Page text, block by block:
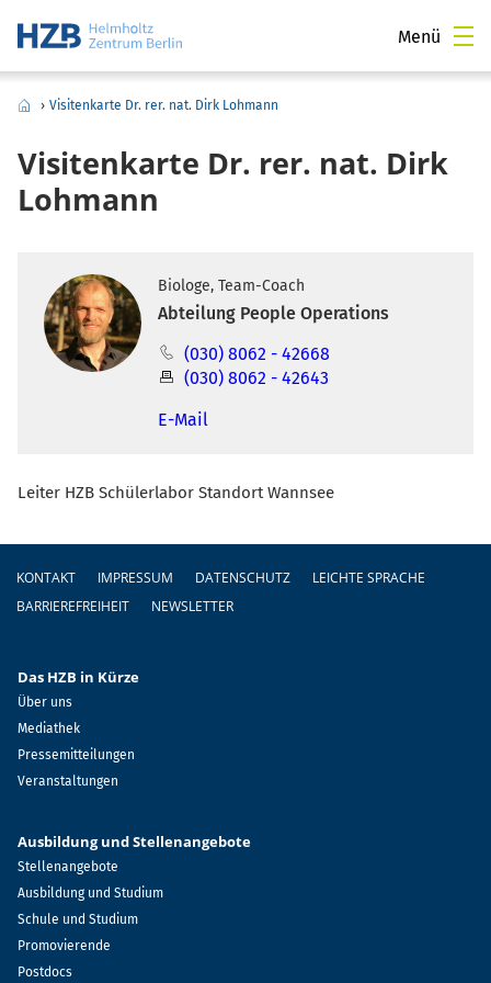
Menü
› Visitenkarte Dr. rer. nat. Dirk Lohmann
Visitenkarte Dr. rer. nat. Dirk
Lohmann
Biologe, Team-Coach
Abteilung People Operations
(030) 8062 - 42668
(030) 8062 - 42643
E-Mail
Leiter HZB Schülerlabor Standort Wannsee
Fußzeile
KONTAKT IMPRESSUM DATENSCHUTZ
LEICHTE SPRACHE
BARRIEREFREIHEIT
NEWSLETTER
Das HZB in Kürze
Über uns
Mediathek
Pressemitteilungen
Veranstaltungen
Ausbildung und Stellenangebote
Stellenangebote
Ausbildung und Studium
Schule und Studium
Promovierende
Postdocs